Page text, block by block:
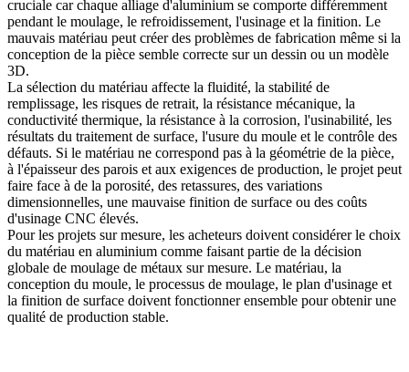
cruciale car chaque alliage d'aluminium se comporte différemment
pendant le moulage, le refroidissement, l'usinage et la finition. Le
mauvais matériau peut créer des problèmes de fabrication même si la
conception de la pièce semble correcte sur un dessin ou un modèle
3D.
La sélection du matériau affecte la fluidité, la stabilité de
remplissage, les risques de retrait, la résistance mécanique, la
conductivité thermique, la résistance à la corrosion, l'usinabilité, les
résultats du traitement de surface, l'usure du moule et le contrôle des
défauts. Si le matériau ne correspond pas à la géométrie de la pièce,
à l'épaisseur des parois et aux exigences de production, le projet peut
faire face à de la porosité, des retassures, des variations
dimensionnelles, une mauvaise finition de surface ou des coûts
d'usinage CNC élevés.
Pour les projets sur mesure, les acheteurs doivent considérer le choix
du matériau en aluminium comme faisant partie de la décision
globale de moulage de métaux sur mesure. Le matériau, la
conception du moule, le processus de moulage, le plan d'usinage et
la finition de surface doivent fonctionner ensemble pour obtenir une
qualité de production stable.